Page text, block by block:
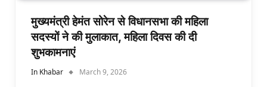
मुख्यमंत्री हेमंत सोरेन से विधानसभा की महिला
सदस्यों ने की मुलाकात, महिला दिवस की दी
शुभकामनाएं
In Khabar March 9, 2026